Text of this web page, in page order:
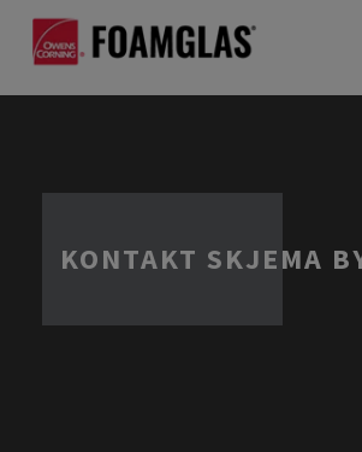
KONTAKT SKJEMA